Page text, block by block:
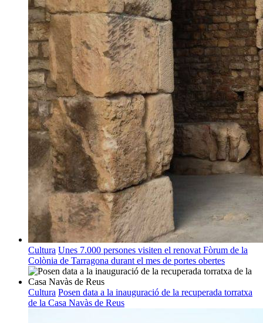
Cultura Unes 7.000 persones visiten el renovat Fòrum de la
Colònia de Tarragona durant el mes de portes obertes
Cultura Posen data a la inauguració de la recuperada torratxa
de la Casa Navàs de Reus